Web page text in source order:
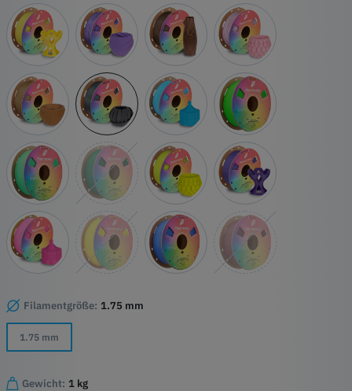
Erwägen Sie eine gehärtete Düse für häufigen Gebrauch
Matte Oberfläche mit glatten, gleichmäßigen Ergebnissen
Filamentgröße: 1.75 mm
1.75 mm
Gewicht: 1 kg